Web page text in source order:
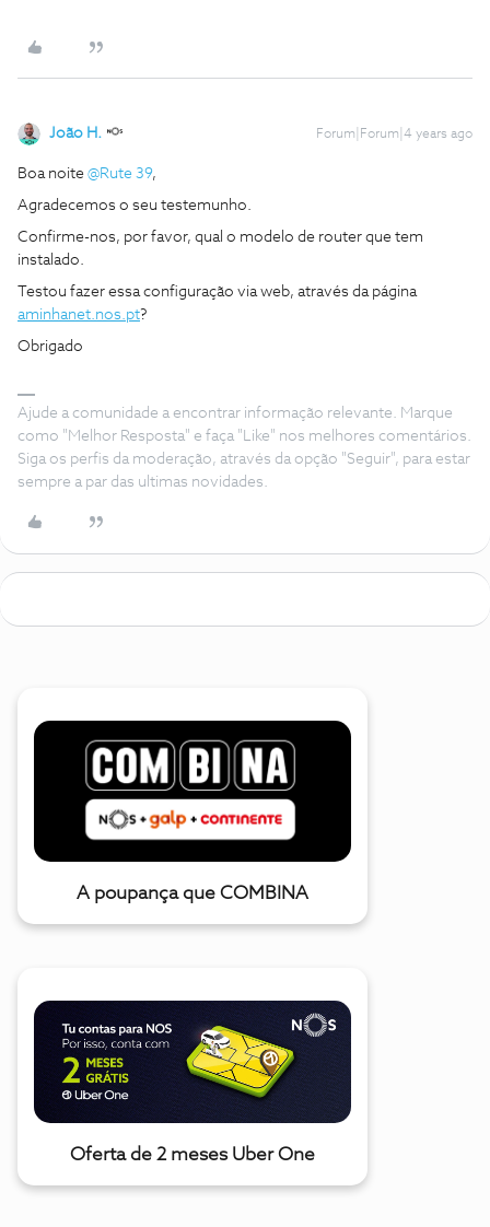
João H. Forum|Forum|4 years ago
Boa noite @Rute 39,
Agradecemos o seu testemunho.
Confirme-nos, por favor, qual o modelo de router que tem
instalado.
Testou fazer essa configuração via web, através da página
aminhanet.nos.pt?
Obrigado
Ajude a comunidade a encontrar informação relevante. Marque
como "Melhor Resposta" e faça "Like" nos melhores comentários.
Siga os perfis da moderação, através da opção "Seguir", para estar
sempre a par das ultimas novidades.
A poupança que COMBINA
Oferta de 2 meses Uber One